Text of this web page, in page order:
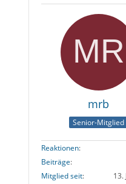
mrb
Senior-Mitglied
Reaktionen
Beiträge
Mitglied seit
13.